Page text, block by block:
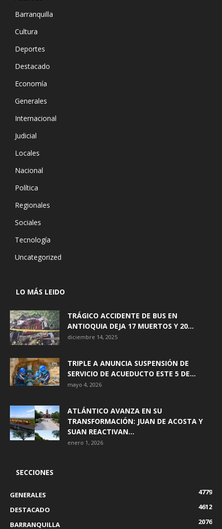
Barranquilla
Cultura
Deportes
Destacado
Economía
Generales
Internacional
Judicial
Locales
Nacional
Política
Regionales
Sociales
Tecnología
Uncategorized
LO MÁS LEIDO
TRÁGICO ACCIDENTE DE BUS EN
ANTIOQUIA DEJA 17 MUERTOS Y 20...
diciembre 14, 2025
TRIPLE A ANUNCIA SUSPENSIÓN DE
SERVICIO DE ACUEDUCTO ESTE 5 DE...
mayo 4, 2026
ATLÁNTICO AVANZA EN SU
TRANSFORMACIÓN: JUAN DE ACOSTA Y
SUAN REACTIVAN...
enero 1, 2026
SECCIONES
GENERALES
4779
DESTACADO
4612
BARRANQUILLA
2076